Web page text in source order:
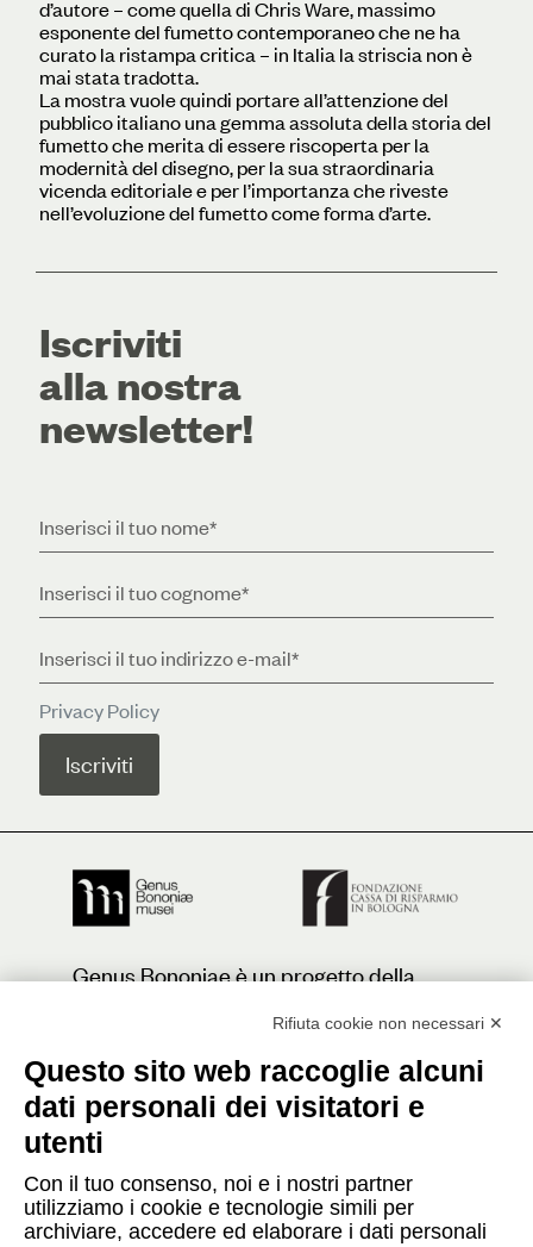
d’autore – come quella di Chris Ware, massimo
esponente del fumetto contemporaneo che ne ha
curato la ristampa critica – in Italia la striscia non è
mai stata tradotta.
La mostra vuole quindi portare all’attenzione del
pubblico italiano una gemma assoluta della storia del
fumetto che merita di essere riscoperta per la
modernità del disegno, per la sua straordinaria
vicenda editoriale e per l’importanza che riveste
nell’evoluzione del fumetto come forma d’arte.
Iscriviti
alla nostra
newsletter!
Privacy Policy
Genus Bononiae è un progetto della
Press
Rifiuta cookie non necessari ✕
Questo sito web raccoglie alcuni
dati personali dei visitatori e
utenti
Con il tuo consenso, noi e i nostri partner
utilizziamo i cookie e tecnologie simili per
archiviare, accedere ed elaborare i dati personali